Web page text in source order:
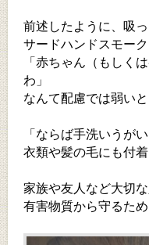
前述したように、吸
サードハンドスモー
「赤ちゃん（もしく
わ」
なんて配慮では弱いと
「ならば手洗いうが
衣類や髪の毛にも付
家族や友人など大切な
有害物質から守るた